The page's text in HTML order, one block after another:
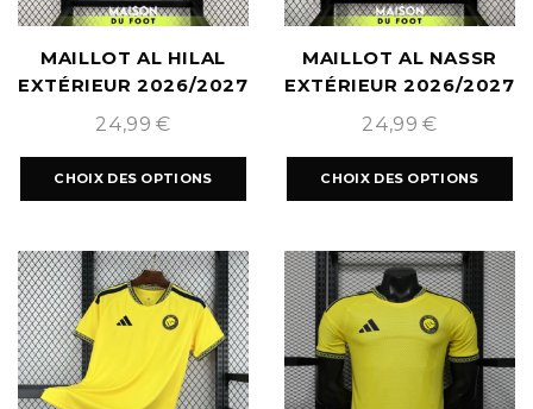
MAILLOT AL HILAL
EXTÉRIEUR 2026/2027
24,99€
CHOIX DES OPTIONS
MAILLOT AL NASSR
EXTÉRIEUR 2026/2027
24,99€
CHOIX DES OPTIONS